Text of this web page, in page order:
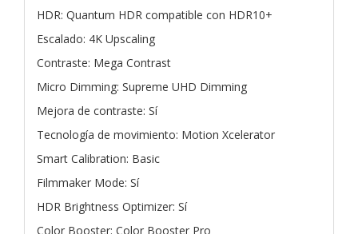
HDR: Quantum HDR compatible con HDR10+
Escalado: 4K Upscaling
Contraste: Mega Contrast
Micro Dimming: Supreme UHD Dimming
Mejora de contraste: Sí
Tecnología de movimiento: Motion Xcelerator
Smart Calibration: Basic
Filmmaker Mode: Sí
HDR Brightness Optimizer: Sí
Color Booster: Color Booster Pro